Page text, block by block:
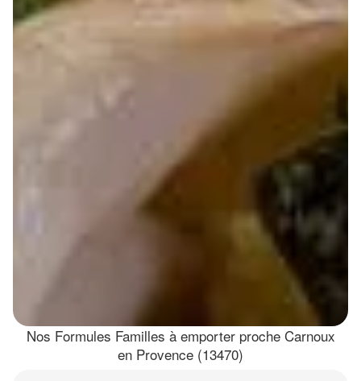
Nos Formules Familles à emporter proche Carnoux
en Provence (13470)